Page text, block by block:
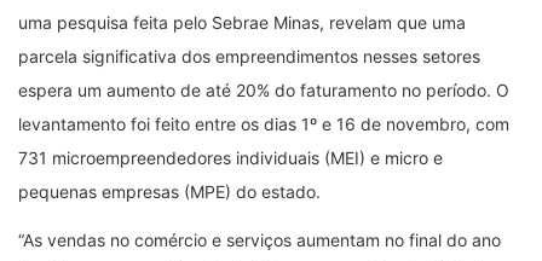
uma pesquisa feita pelo Sebrae Minas, revelam que uma
parcela significativa dos empreendimentos nesses setores
espera um aumento de até 20% do faturamento no período. O
levantamento foi feito entre os dias 1º e 16 de novembro, com
731 microempreendedores individuais (MEI) e micro e
pequenas empresas (MPE) do estado.
“As vendas no comércio e serviços aumentam no final do ano